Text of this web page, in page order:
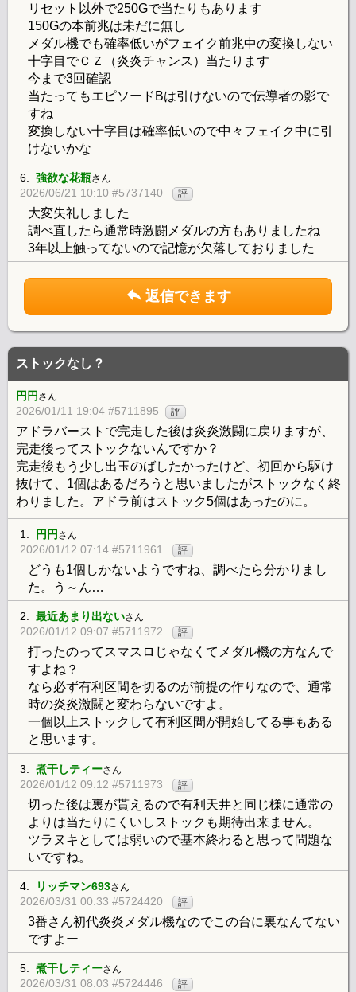
リセット以外で250Gで当たりもあります
150Gの本前兆は未だに無し
メダル機でも確率低いがフェイク前兆中の変換しない
十字目でＣＺ（炎炎チャンス）当たります
今まで3回確認
当たってもエピソードBは引けないので伝導者の影で
すね
変換しない十字目は確率低いので中々フェイク中に引
けないかな
6. 強欲な花瓶さん
2026/06/21 10:10 #5737140 評
大変失礼しました
調べ直したら通常時激闘メダルの方もありましたね
3年以上触ってないので記憶が欠落しておりました
返信できます
ストックなし？
円円 さん
2026/01/11 19:04 #5711895 評
アドラバーストで完走した後は炎炎激闘に戻りますが、
完走後ってストックないんですか？
完走後もう少し出玉のばしたかったけど、初回から駆け
抜けて、1個はあるだろうと思いましたがストックなく終
わりました。アドラ前はストック5個はあったのに。
1. 円円 さん
2026/01/12 07:14 #5711961 評
どうも1個しかないようですね、調べたら分かりまし
た。う～ん…
2. 最近あまり出ないさん
2026/01/12 09:07 #5711972 評
打ったのってスマスロじゃなくてメダル機の方なんで
すよね？
なら必ず有利区間を切るのが前提の作りなので、通常
時の炎炎激闘と変わらないですよ。
一個以上ストックして有利区間が開始してる事もある
と思います。
3. 煮干しティーさん
2026/01/12 09:12 #5711973 評
切った後は裏が貰えるので有利天井と同じ様に通常の
よりは当たりにくいしストックも期待出来ません。
ツラヌキとしては弱いので基本終わると思って問題な
いですね。
4. リッチマン693さん
2026/03/31 00:33 #5724420 評
3番さん初代炎炎メダル機なのでこの台に裏なんてない
ですよー
5. 煮干しティーさん
2026/03/31 08:03 #5724446 評